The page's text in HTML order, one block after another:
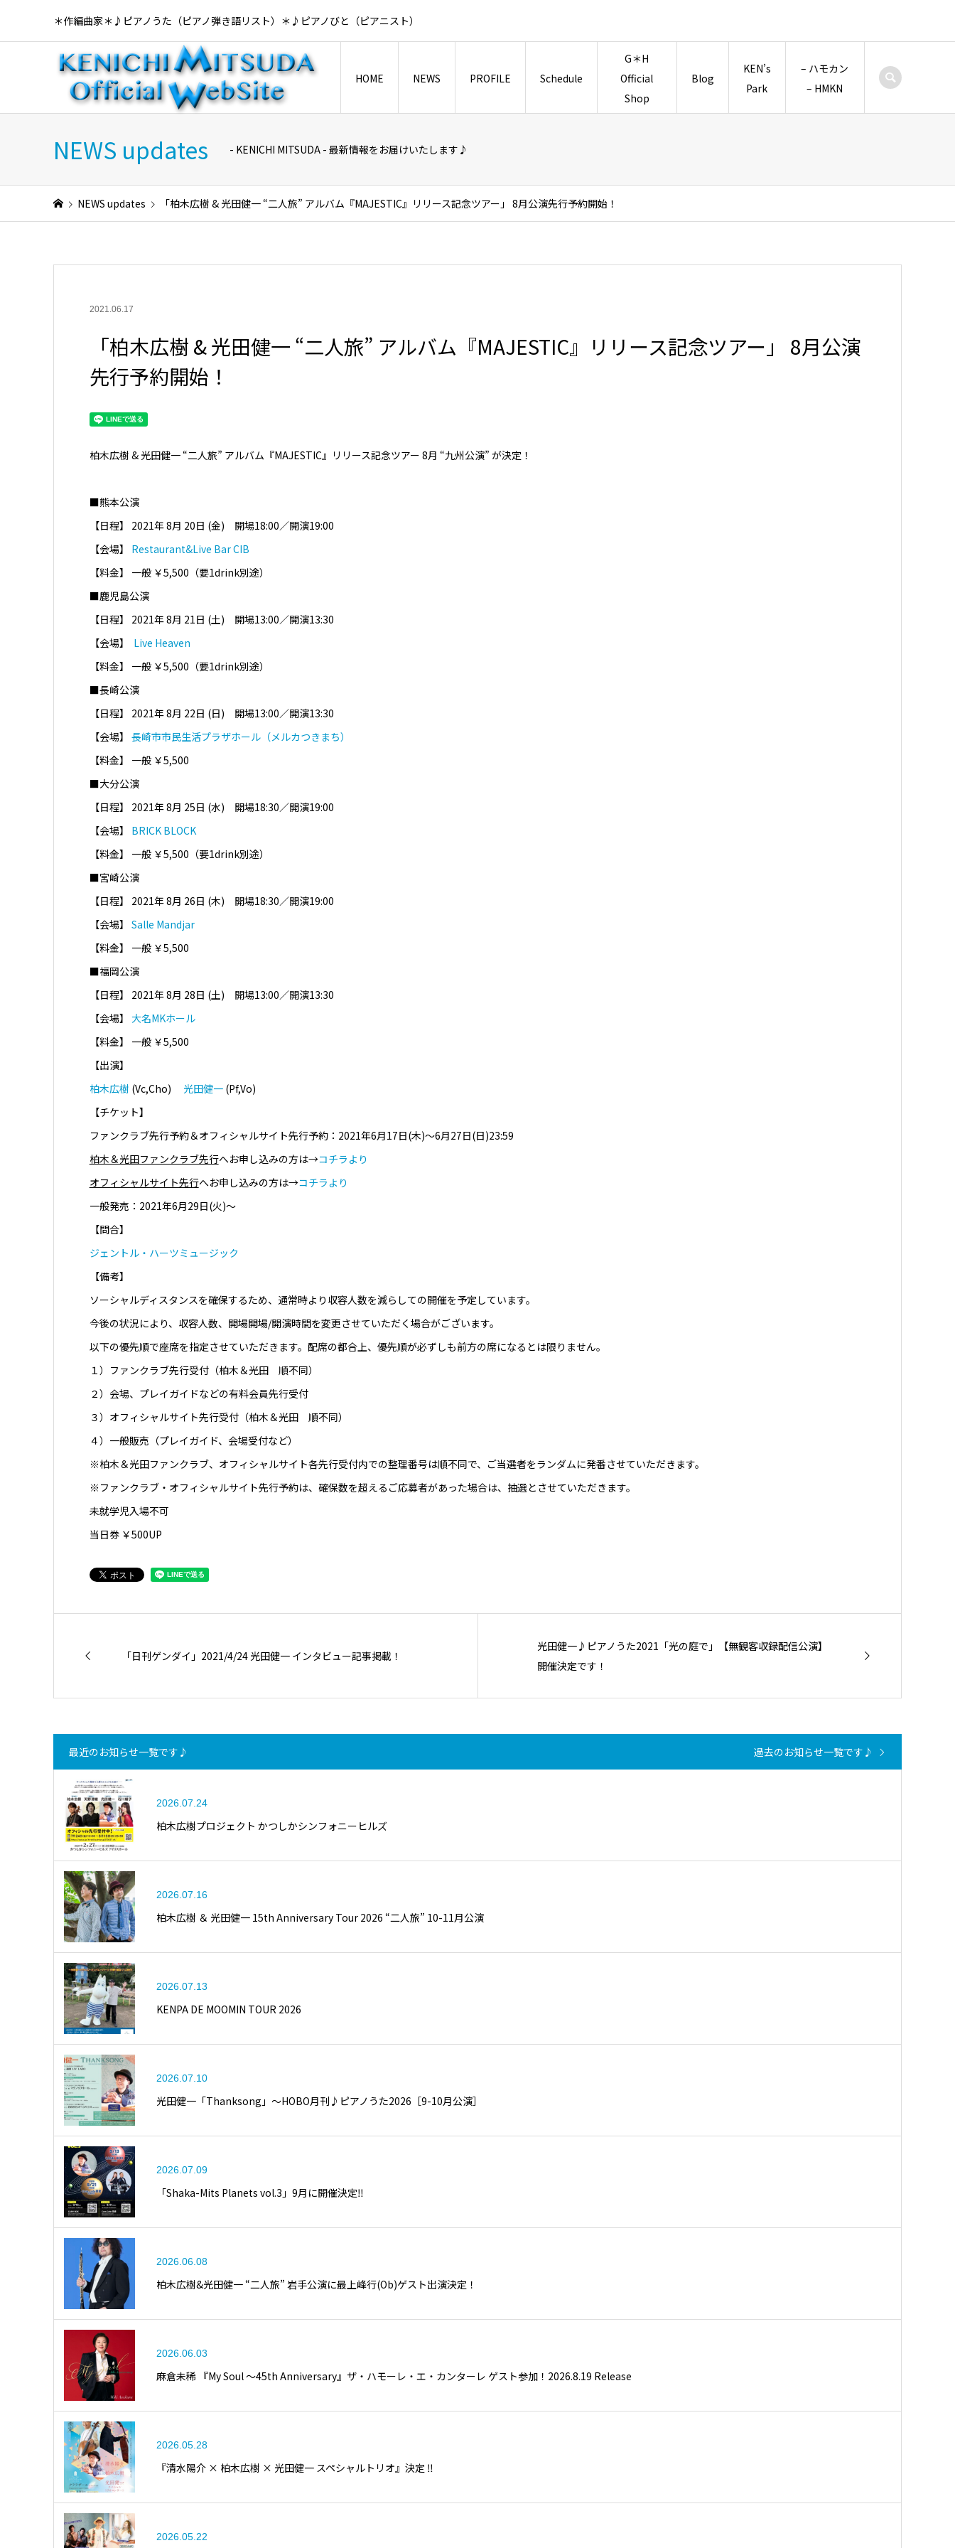
＊作編曲家＊♪ピアノうた（ピアノ弾き語リスト）＊♪ピアノびと（ピアニスト）
HOME NEWS PROFILE Schedule
G＊H
Official
Shop
Blog
KEN’s
Park
– ハモカン
– HMKN
NEWS updates - KENICHI MITSUDA - 最新情報をお届けいたします♪
NEWS updates 「柏木広樹 & 光田健一 “二人旅” アルバム『MAJESTIC』リリース記念ツアー」 8月公演先行予約開始！
2021.06.17
「柏木広樹 & 光田健一 “二人旅” アルバム『MAJESTIC』リリース記念ツアー」 8月公演
先行予約開始！
柏木広樹 & 光田健一 “二人旅” アルバム『MAJESTIC』リリース記念ツアー 8月 “九州公演” が決定！
■熊本公演
【日程】 2021年8月 20日 (金) 開場18:00／開演19:00
【会場】 Restaurant&Live Bar CIB
【料金】 一般 ￥5,500（要1drink別途）
■鹿児島公演
【日程】 2021年8月 21日 (土) 開場13:00／開演13:30
【会場】
Live Heaven
【料金】 一般 ￥5,500（要1drink別途）
■長崎公演
【日程】 2021年8月 22日 (日) 開場13:00／開演13:30
【会場】 長崎市市民生活プラザホール（メルカつきまち）
【料金】 一般 ￥5,500
■大分公演
【日程】 2021年8月 25日 (水) 開場18:30／開演19:00
【会場】 BRICK BLOCK
【料金】 一般 ￥5,500（要1drink別途）
■宮崎公演
【日程】 2021年8月 26日 (木) 開場18:30／開演19:00
【会場】 Salle Mandjar
【料金】 一般 ￥5,500
■福岡公演
【日程】 2021年8月 28日 (土) 開場13:00／開演13:30
【会場】 大名MKホール
【料金】 一般 ￥5,500
【出演】
柏木広樹 (Vc,Cho) 光田健一(Pf,Vo)
【チケット】
ファンクラブ先行予約＆オフィシャルサイト先行予約：2021年6月17日(木)～6月27日(日)23:59
柏木＆光田ファンクラブ先行へお申し込みの方は→コチラより
オフィシャルサイト先行へお申し込みの方は→コチラより
一般発売：2021年6月29日(火)～
【問合】
ジェントル・ハーツミュージック
【備考】
ソーシャルディスタンスを確保するため、通常時より収容人数を減らしての開催を予定しています。
今後の状況により、収容人数、開場開場/開演時間を変更させていただく場合がございます。
以下の優先順で座席を指定させていただきます。配席の都合上、優先順が必ずしも前方の席になるとは限りません。
１）ファンクラブ先行受付（柏木＆光田 順不同）
２）会場、プレイガイドなどの有料会員先行受付
３）オフィシャルサイト先行受付（柏木＆光田 順不同）
４）一般販売（プレイガイド、会場受付など）
※柏木＆光田ファンクラブ、オフィシャルサイト各先行受付内での整理番号は順不同で、ご当選者をランダムに発番させていただきます。
※ファンクラブ・オフィシャルサイト先行予約は、確保数を超えるご応募者があった場合は、抽選とさせていただきます。
未就学児入場不可
当日券 ￥500UP
「日刊ゲンダイ」2021/4/24 光田健一 インタビュー記事掲載！
光田健一♪ピアノうた2021「光の庭で」【無観客収録配信公演】
開催決定です！
最近のお知らせ一覧です♪ 過去のお知らせ一覧です♪
2026.07.24
柏木広樹プロジェクト かつしかシンフォニーヒルズ
2026.07.16
柏木広樹 ＆ 光田健一 15th Anniversary Tour 2026 “二人旅” 10-11月公演
2026.07.13
KENPA DE MOOMIN TOUR 2026
2026.07.10
光田健一「Thanksong」〜HOBO月刊♪ピアノうた2026［9-10月公演］
2026.07.09
「Shaka-Mits Planets vol.3」9月に開催決定‼
2026.06.08
柏木広樹&光田健一 “二人旅” 岩手公演に最上峰行(Ob)ゲスト出演決定！
2026.06.03
麻倉未稀 『My Soul ～45th Anniversary』ザ・ハモーレ・エ・カンターレ ゲスト参加！2026.8.19 Release
2026.05.28
『清水陽介 × 柏木広樹 × 光田健一 スペシャルトリオ』決定 ‼
2026.05.22